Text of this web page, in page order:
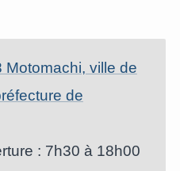
Motomachi, ville de
de
: 7h30 à 18h00